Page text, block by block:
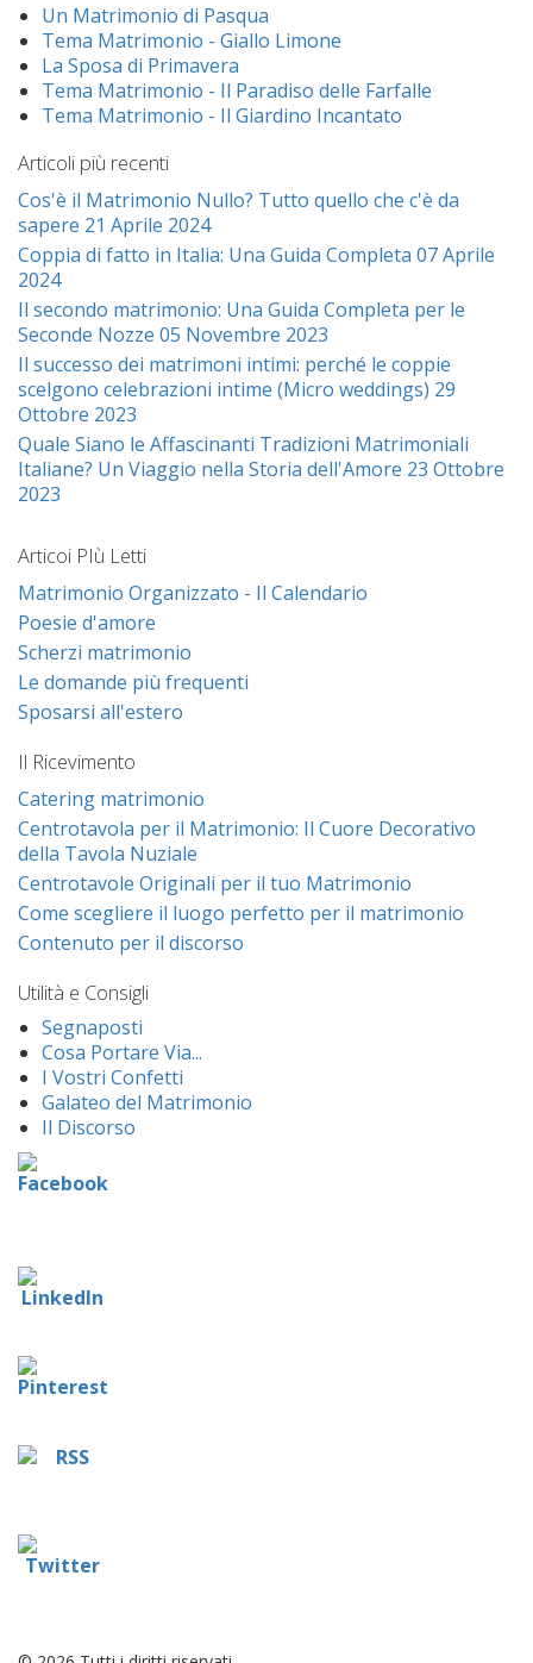
Un Matrimonio di Pasqua
Tema Matrimonio - Giallo Limone
La Sposa di Primavera
Tema Matrimonio - Il Paradiso delle Farfalle
Tema Matrimonio - Il Giardino Incantato
Articoli più recenti
Cos'è il Matrimonio Nullo? Tutto quello che c'è da
sapere 21 Aprile 2024
Coppia di fatto in Italia: Una Guida Completa 07 Aprile
2024
Il secondo matrimonio: Una Guida Completa per le
Seconde Nozze 05 Novembre 2023
Il successo dei matrimoni intimi: perché le coppie
scelgono celebrazioni intime (Micro weddings) 29
Ottobre 2023
Quale Siano le Affascinanti Tradizioni Matrimoniali
Italiane? Un Viaggio nella Storia dell'Amore 23 Ottobre
2023
Articoi PIù Letti
Matrimonio Organizzato - Il Calendario
Poesie d'amore
Scherzi matrimonio
Le domande più frequenti
Sposarsi all'estero
Il Ricevimento
Catering matrimonio
Centrotavola per il Matrimonio: Il Cuore Decorativo
della Tavola Nuziale
Centrotavole Originali per il tuo Matrimonio
Come scegliere il luogo perfetto per il matrimonio
Contenuto per il discorso
Utilità e Consigli
Segnaposti
Cosa Portare Via...
I Vostri Confetti
Galateo del Matrimonio
Il Discorso